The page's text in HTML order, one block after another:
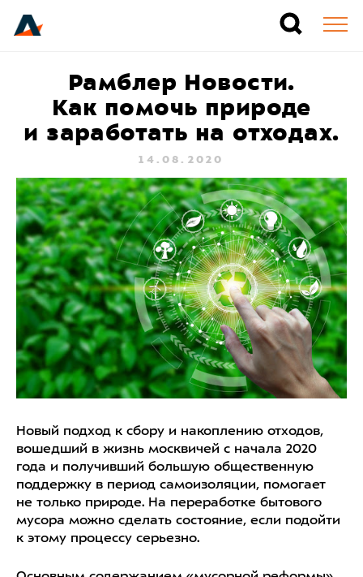
Рамблер Новости.
Как помочь природе
и заработать на отходах.
14.08.2020
Новый подход к сбору и накоплению отходов,
вошедший в жизнь москвичей с начала 2020
года и получивший большую общественную
поддержку в период самоизоляции, помогает
не только природе. На переработке бытового
мусора можно сделать состояние, если подойти
к этому процессу серьезно.